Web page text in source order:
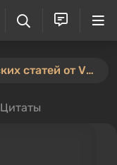
⚡️ Новый конкурс пользовательских статей от VGTimes — участвуйте тут ⚡️
Цитаты